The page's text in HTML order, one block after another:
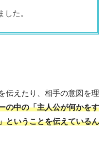
した。
伝えたり、相手の意図を理
の中の「主人公が何かをす
ということを伝えているん